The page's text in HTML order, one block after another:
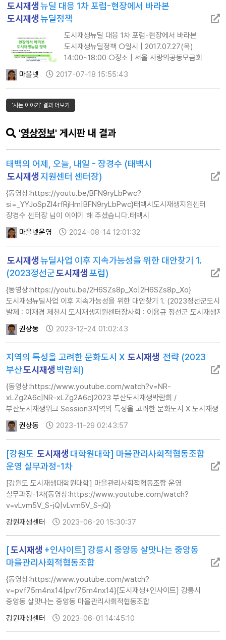
세종시도시재생지원센터 김동호 센터장 ○ 제3주제 :
현장지원센터 독립 운영 사례 (전주시) 발제 :
제4주제 : 비상근 현장지원센터장의 활동 사례 (아…
도시재생뉴딜 대응 1차 포럼-현장에서 바라본
도시재생뉴딜정책
도시재생뉴딜 대응 1차 포럼-현장에서 바라본
도시재생뉴딜정책 ○일시 | 2017.07.27(목)
14:00~18:00 ○장소 | 서울 사랑의공동모금회
1-17)) ○신청 | 도시재생뉴딜대응 1차포럼 사전신청
(필수) 링크: goo.gl/n8hhyd ○주관 |
한국도시재생시민활동가네트워크 준비모임 ○주최 |
(사)나눔과미래/(사)사회주택협회/
걷고싶은도시만들기시민연대 / (사)마을과사람/
토지…
마을넷 2017-07-18 15:55:43
'사는 이야기' 결과 더보기
'영상정보' 게시판 내 결과
태백의 어제, 오늘, 내일 - 장경수 (태백시
도시재생지원센터 센터장)
{동영상:https://youtu.be/BFN9ryLbPwc?
si=_YYJoSpZl4rfRjHm|BFN9ryLbPwc}태백시도시재생지원센터
장경수 센터장 님이 이야기 해 주셨습니다.태백시
태백고생대자연사박물관, 구문소체험마을, 태백시도시재생지원센터가
있는 장성동 일대에서 진행된 110회 마을만들기 대화모임 영상
입니다.110회 대화모임은 2024년 7월 12일 ~ 13일
태백시도시재생지원센터, 강원랜드 사회공헌재단,
마을만들기전국네트워크가 태백시에서 "소멸위기 지역에서 공동체
마을넷운영 2024-08-14 12:01:32
도시재생뉴딜사업 이후 지속가능성을 위한 대안찾기 1.
(2023정선군도시재생포럼)
{동영상:https://youtu.be/2H6SZs8p_Xo|2H6SZs8p_Xo}
도시재생뉴딜사업 이후 지속가능성을 위한 대안찾기 1. (2023정선군도
발제 : 이재경 제천시 도시재생지원센터장사회 : 이용규 정선군 도시재생
권상동
2023-12-24 01:02:43
지역의 특성을 고려한 문화도시 X 도시재생 전략 (2023
부산도시재생 박람회)
{동영상:https://www.youtube.com/watch?v=NR-
xLZg2A6c|NR-xLZg2A6c}2023 부산도시재생박람회 /
부산도시재생위크 Session3지역의 특성을 고려한 문화도시 X 도시재생
전략일시 : 2023.11.11(토) 10:00 ~ 12:00장소 : 부산시민공원 다솜광장
(동백꽃방)주최 : 부산광역시주관 : 부산도시재생지원센터협의회 /
부산도시공사
권상동 2023-11-29 02:43:57
[강원도 도시재생 대학원대학] 마을관리사회적협동조합
운영 실무과정-1차
[강원도 도시재생대학원대학] 마을관리사회적협동조합 운영
실무과정-1차{동영상:https://www.youtube.com/watch?
v=vLvm5V_S-jQ|vLvm5V_S-jQ}
강원재생센터
2023-06-20 15:30:37
[도시재생 +인사이트] 강릉시 중앙동 살맛나는 중앙동
마을관리사회적협동조합
{동영상:https://www.youtube.com/watch?
v=pvf75m4nx14|pvf75m4nx14}[도시재생+인사이트] 강릉시
중앙동 살맛나는 중앙동 마을관리사회적협동조합
강원재생센터
2023-06-01 14:45:10